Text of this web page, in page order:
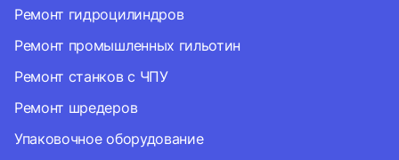
Ремонт гидроцилиндров
Ремонт промышленных гильотин
Ремонт станков с ЧПУ
Ремонт шредеров
Упаковочное оборудование